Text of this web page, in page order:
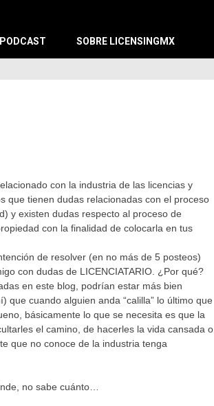
PODCAST SOBRE LICENSINGMX
con la industria de las licencias y
que tienen dudas relacionadas con el proceso
y existen dudas respecto al proceso de
con la finalidad de colocarla en tus
de resolver (en no más de 5 posteos)
con dudas de LICENCIATARIO . ¿Por qué?
en este blog, podrían estar más bien
cuando alguien anda “calilla” lo último que
básicamente lo que se necesita es que la
el camino, de hacerles la vida cansada o
que no conoce de la industria tenga
no sabe cuánto…